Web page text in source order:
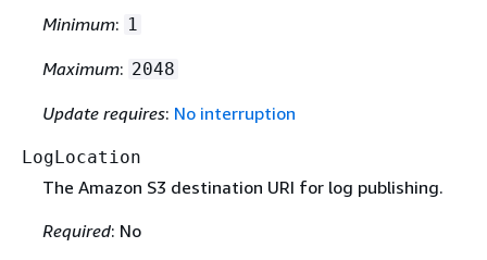
Minimum: 1
Maximum: 2048
Update requires: No interruption
LogLocation
The Amazon S3 destination URI for log publishing.
Required: No